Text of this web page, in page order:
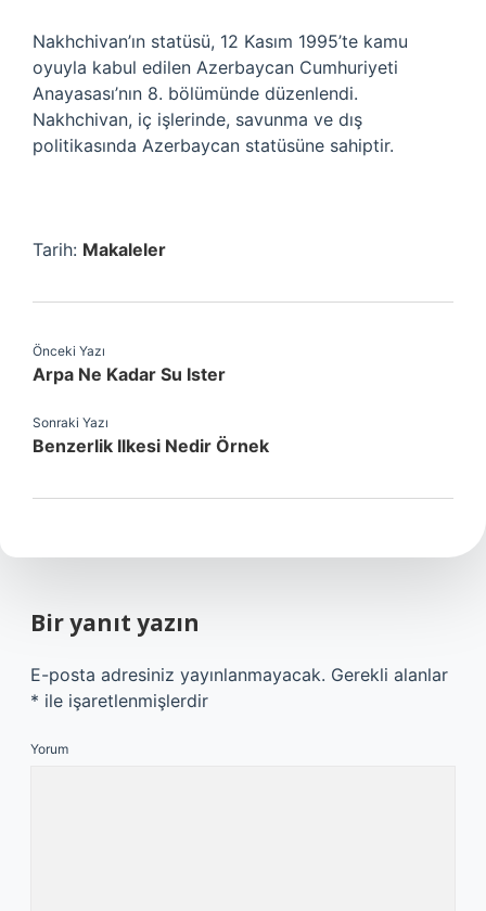
Nakhchivan’ın statüsü, 12 Kasım 1995’te kamu
oyuyla kabul edilen Azerbaycan Cumhuriyeti
Anayasası’nın 8. bölümünde düzenlendi.
Nakhchivan, iç işlerinde, savunma ve dış
politikasında Azerbaycan statüsüne sahiptir.
Tarih: Makaleler
Önceki Yazı
Arpa Ne Kadar Su Ister
Sonraki Yazı
Benzerlik Ilkesi Nedir Örnek
Bir yanıt yazın
E-posta adresiniz yayınlanmayacak. Gerekli alanlar
* ile işaretlenmişlerdir
Yorum